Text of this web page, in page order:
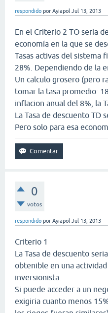
respondido por Ayiapol Jul 13, 2013
En el Criterio 2 TO sería
economía en la que se
Tasas activas del sistema
28%. Dependiendo de la
Un calculo grosero (pero
tomar la tasa promedio:
inflacion anual del 8%, la
La Tasa de descuento TD
Pero solo para esa
0
votos
respondido por Ayiapol Jul 13, 2013
Criterio 1
La Tasa de descuento
obtenible en una
inversionista.
Si puede acceder a un
exigiria cuanto menos